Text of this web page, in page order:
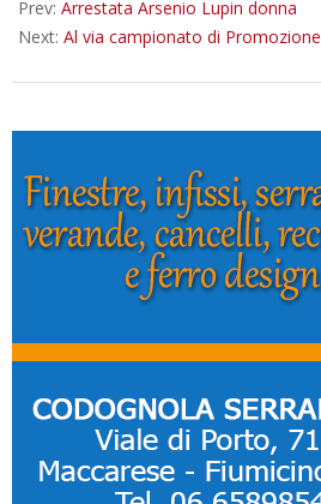
Prev: Arrestata Arsenio Lupin donna
Next: Al via campionato di Promozione